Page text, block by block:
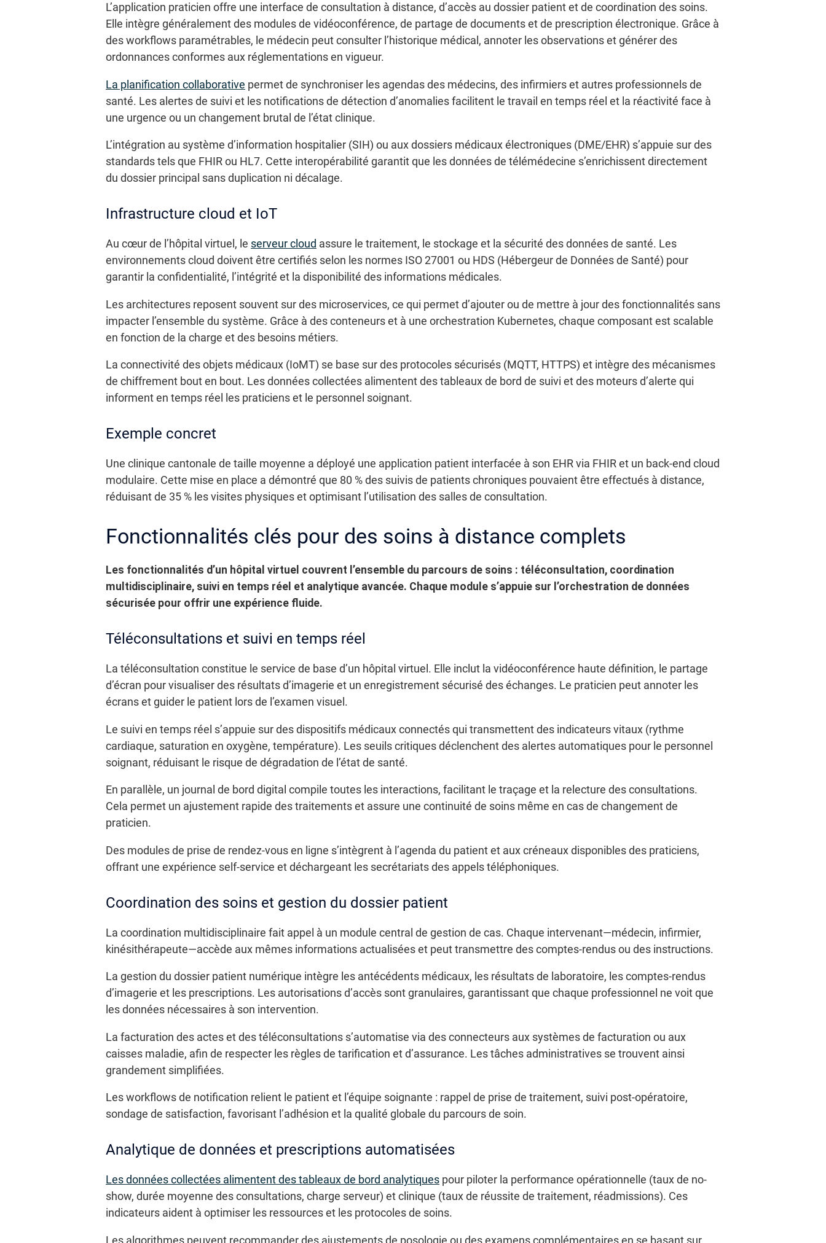
L’application praticien offre une interface de consultation à distance, d’accès au dossier patient et de coordination des soins.
Elle intègre généralement des modules de vidéoconférence, de partage de documents et de prescription électronique. Grâce à
des workflows paramétrables, le médecin peut consulter l’historique médical, annoter les observations et générer des
ordonnances conformes aux réglementations en vigueur.
La planification collaborative permet de synchroniser les agendas des médecins, des infirmiers et autres professionnels de
santé. Les alertes de suivi et les notifications de détection d’anomalies facilitent le travail en temps réel et la réactivité face à
une urgence ou un changement brutal de l’état clinique.
L’intégration au système d’information hospitalier (SIH) ou aux dossiers médicaux électroniques (DME/EHR) s’appuie sur des
standards tels que FHIR ou HL7. Cette interopérabilité garantit que les données de télémédecine s’enrichissent directement
du dossier principal sans duplication ni décalage.
Infrastructure cloud et IoT
Au cœur de l’hôpital virtuel, le serveur cloud assure le traitement, le stockage et la sécurité des données de santé. Les
environnements cloud doivent être certifiés selon les normes ISO 27001 ou HDS (Hébergeur de Données de Santé) pour
garantir la confidentialité, l’intégrité et la disponibilité des informations médicales.
Les architectures reposent souvent sur des microservices, ce qui permet d’ajouter ou de mettre à jour des fonctionnalités sans
impacter l’ensemble du système. Grâce à des conteneurs et à une orchestration Kubernetes, chaque composant est scalable
en fonction de la charge et des besoins métiers.
La connectivité des objets médicaux (IoMT) se base sur des protocoles sécurisés (MQTT, HTTPS) et intègre des mécanismes
de chiffrement bout en bout. Les données collectées alimentent des tableaux de bord de suivi et des moteurs d’alerte qui
informent en temps réel les praticiens et le personnel soignant.
Exemple concret
Une clinique cantonale de taille moyenne a déployé une application patient interfacée à son EHR via FHIR et un back-end cloud
modulaire. Cette mise en place a démontré que 80 % des suivis de patients chroniques pouvaient être effectués à distance,
réduisant de 35 % les visites physiques et optimisant l’utilisation des salles de consultation.
Fonctionnalités clés pour des soins à distance complets
Les fonctionnalités d’un hôpital virtuel couvrent l’ensemble du parcours de soins : téléconsultation, coordination
multidisciplinaire, suivi en temps réel et analytique avancée. Chaque module s’appuie sur l’orchestration de données
sécurisée pour offrir une expérience fluide.
Téléconsultations et suivi en temps réel
La téléconsultation constitue le service de base d’un hôpital virtuel. Elle inclut la vidéoconférence haute définition, le partage
d’écran pour visualiser des résultats d’imagerie et un enregistrement sécurisé des échanges. Le praticien peut annoter les
écrans et guider le patient lors de l’examen visuel.
Le suivi en temps réel s’appuie sur des dispositifs médicaux connectés qui transmettent des indicateurs vitaux (rythme
cardiaque, saturation en oxygène, température). Les seuils critiques déclenchent des alertes automatiques pour le personnel
soignant, réduisant le risque de dégradation de l’état de santé.
En parallèle, un journal de bord digital compile toutes les interactions, facilitant le traçage et la relecture des consultations.
Cela permet un ajustement rapide des traitements et assure une continuité de soins même en cas de changement de
praticien.
Des modules de prise de rendez-vous en ligne s’intègrent à l’agenda du patient et aux créneaux disponibles des praticiens,
offrant une expérience self-service et déchargeant les secrétariats des appels téléphoniques.
Coordination des soins et gestion du dossier patient
La coordination multidisciplinaire fait appel à un module central de gestion de cas. Chaque intervenant—médecin, infirmier,
kinésithérapeute—accède aux mêmes informations actualisées et peut transmettre des comptes-rendus ou des instructions.
La gestion du dossier patient numérique intègre les antécédents médicaux, les résultats de laboratoire, les comptes-rendus
d’imagerie et les prescriptions. Les autorisations d’accès sont granulaires, garantissant que chaque professionnel ne voit que
les données nécessaires à son intervention.
La facturation des actes et des téléconsultations s’automatise via des connecteurs aux systèmes de facturation ou aux
caisses maladie, afin de respecter les règles de tarification et d’assurance. Les tâches administratives se trouvent ainsi
grandement simplifiées.
Les workflows de notification relient le patient et l’équipe soignante : rappel de prise de traitement, suivi post-opératoire,
sondage de satisfaction, favorisant l’adhésion et la qualité globale du parcours de soin.
Analytique de données et prescriptions automatisées
Les données collectées alimentent des tableaux de bord analytiques pour piloter la performance opérationnelle (taux de no-
show, durée moyenne des consultations, charge serveur) et clinique (taux de réussite de traitement, réadmissions). Ces
indicateurs aident à optimiser les ressources et les protocoles de soins.
Les algorithmes peuvent recommander des ajustements de posologie ou des examens complémentaires en se basant sur